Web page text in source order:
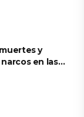
y
en las